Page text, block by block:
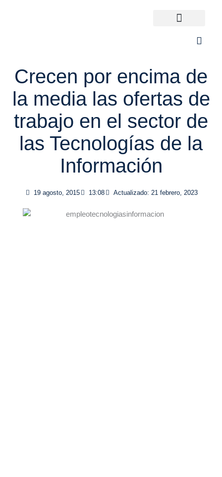
Crecen por encima de
la media las ofertas de
trabajo en el sector de
las Tecnologías de la
Información
19 agosto, 2015 13:08 Actualizado: 21 febrero, 2023